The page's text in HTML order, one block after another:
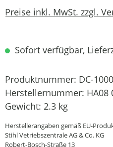
Preise inkl. MwSt. zzgl.
Sofort verfügbar,
Produktnummer: DC-
Herstellernummer: HA08
Gewicht: 2.3 kg
Herstellerangaben gemäß EU-
Stihl Vetriebszentrale AG & Co. KG
Robert-Bosch-Straße 13